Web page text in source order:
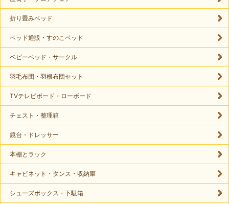
折り畳みベッド
ベッド通販・すのこベッド
ベビーベッド・サークル
羽毛布団・羽根布団セット
TVテレビボード・ローボード
チェスト・整理箱
鏡台・ドレッサー
本棚とラック
キャビネット・タンス・収納庫
シューズボックス・下駄箱